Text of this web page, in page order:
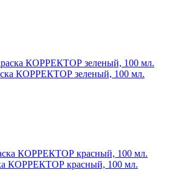
КОРРЕКТОР зеленый, 100 мл.
КОРРЕКТОР красный, 100 мл.